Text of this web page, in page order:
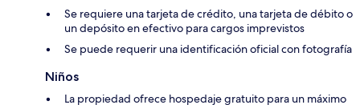
Se requiere una tarjeta de crédito, una tarjeta de débito o
un depósito en efectivo para cargos imprevistos
Se puede requerir una identificación oficial con fotografía
Niños
La propiedad ofrece hospedaje gratuito para un máximo